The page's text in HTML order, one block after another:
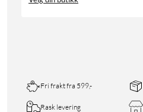
Fri frakt fra 599,-
Rask levering